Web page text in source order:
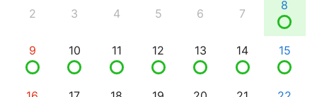
2 3 4 5 6 7
8
9 10 11 12 13 14 15